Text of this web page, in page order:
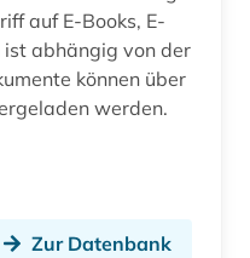
ist abhängig von der
können über
werden.
Zur Datenbank